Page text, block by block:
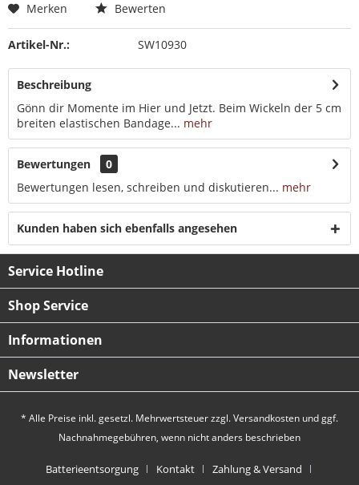
Merken Bewerten
Artikel-Nr.: SW10930
Beschreibung
Gönn dir Momente im Hier und Jetzt. Beim Wickeln der 5 cm
breiten elastischen Bandage... mehr
Bewertungen
0
Bewertungen lesen, schreiben und diskutieren... mehr
Kunden haben sich ebenfalls angesehen
Service Hotline
Shop Service
Informationen
Newsletter
* Alle Preise inkl. gesetzl. Mehrwertsteuer zzgl.Versandkosten und ggf.
Nachnahmegebühren, wenn nicht anders beschrieben
Batterieentsorgung Kontakt Zahlung & Versand